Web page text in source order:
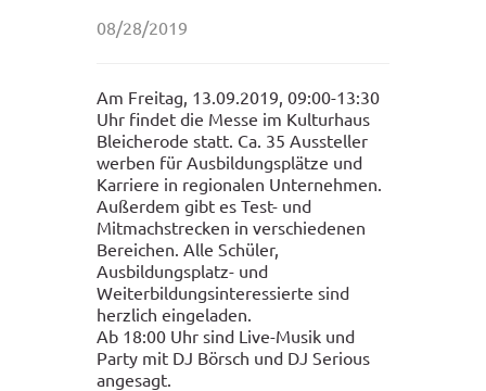
08/28/2019
Am Freitag, 13.09.2019, 09:00-13:30
Uhr findet die Messe im Kulturhaus
Bleicherode statt. Ca. 35 Aussteller
werben für Ausbildungsplätze und
Karriere in regionalen Unternehmen.
Außerdem gibt es Test- und
Mitmachstrecken in verschiedenen
Bereichen. Alle Schüler,
Ausbildungsplatz- und
Weiterbildungsinteressierte sind
herzlich eingeladen.
Ab 18:00 Uhr sind Live-Musik und
Party mit DJ Börsch und DJ Serious
angesagt.